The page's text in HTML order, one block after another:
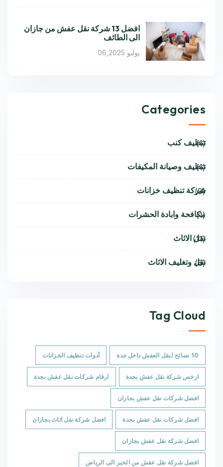
افضل 13 شركة نقل عفش من جازان
الى الطائف
يوليو 06,2025
Categories
تنظيف كنب
(1)
تنظيف وصيانة المكيفات
(1)
شركة تنظيف خزانات
(9)
مكافحة وابادة الحشرات
(1)
نقل الاثاث
(11)
نقل وتغليف الاثاث
(6)
Tag Cloud
10 نصائح لنقل العفش داخل جدة أدوات تنظيف الخزانات
ارخص شركة نقل عفش بجدة ارقام شركات نقل عفش بجدة
افضل شركات نقل عفش بجازان
افضل شركات نقل عفش بجدة افضل شركة نقل اثاث بجازان
افضل شركة نقل عفش بجازان
افضل شركة نقل عفش من الخبر الى الرياض